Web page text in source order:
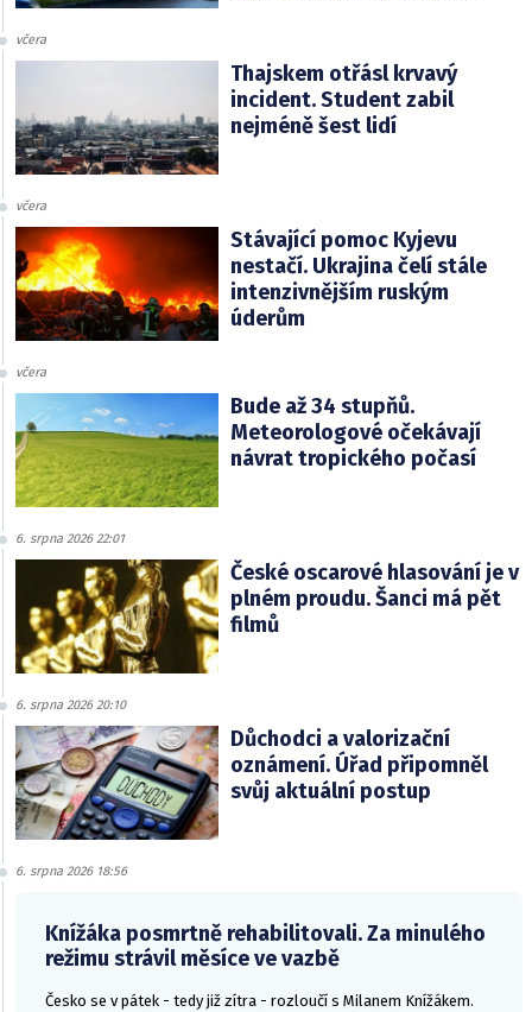
včera
Thajskem otřásl krvavý
incident. Student zabil
nejméně šest lidí
včera
Stávající pomoc Kyjevu
nestačí. Ukrajina čelí stále
intenzivnějším ruským
úderům
včera
Bude až 34 stupňů.
Meteorologové očekávají
návrat tropického počasí
6. srpna 2026 22:01
České oscarové hlasování je v
plném proudu. Šanci má pět
filmů
6. srpna 2026 20:10
Důchodci a valorizační
oznámení. Úřad připomněl
svůj aktuální postup
6. srpna 2026 18:56
Knížáka posmrtně rehabilitovali. Za minulého
režimu strávil měsíce ve vazbě
Česko se v pátek - tedy již zítra - rozloučí s Milanem Knížákem.